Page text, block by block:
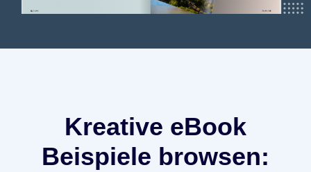
Kreative eBook
Beispiele browsen: